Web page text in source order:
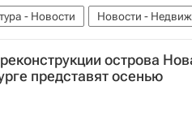
- Новости Новости -
острова
представят осенью